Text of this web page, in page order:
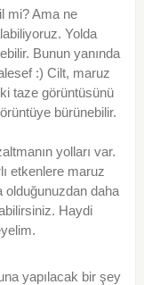
mi? Ama ne
Yolda
Bunun yanında
:) Cilt, maruz
taze görüntüsünü
bürünebilir.
yolları var.
etkenlere maruz
olduğunuzdan daha
Haydi
yapılacak bir şey